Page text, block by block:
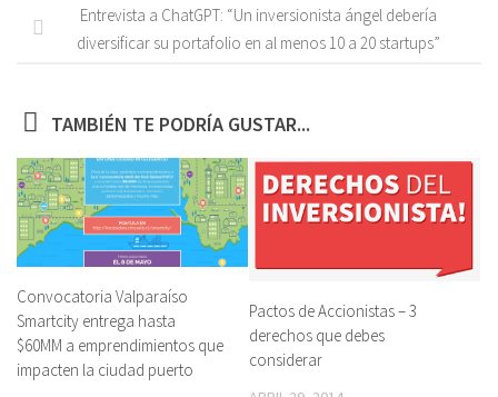
Entrevista a ChatGPT: “Un inversionista ángel debería
diversificar su portafolio en al menos 10 a 20 startups”
TAMBIÉN TE PODRÍA GUSTAR...
Convocatoria Valparaíso
Smartcity entrega hasta
$60MM a emprendimientos que
impacten la ciudad puerto
Pactos de Accionistas – 3
derechos que debes
considerar